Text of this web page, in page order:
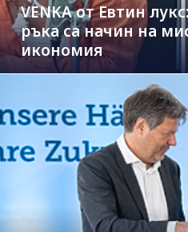
VENKA от Евтин
ръка са начин на
икономия